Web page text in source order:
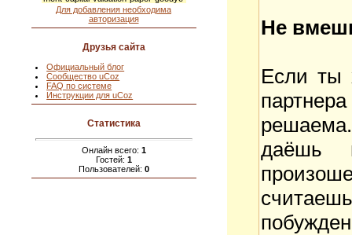
Для добавления необходима
авторизация
Друзья сайта
Официальный блог
Сообщество uCoz
FAQ по системе
Инструкции для uCoz
Статистика
Онлайн всего: 1
Гостей: 1
Пользователей: 0
Не
Если ты
даёшь